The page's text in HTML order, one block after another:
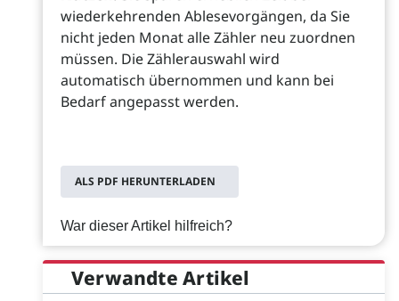
wiederkehrenden Ablesevorgängen, da Sie
nicht jeden Monat alle Zähler neu zuordnen
müssen. Die Zählerauswahl wird
automatisch übernommen und kann bei
Bedarf angepasst werden.
ALS PDF HERUNTERLADEN
War dieser Artikel hilfreich?
Verwandte Artikel